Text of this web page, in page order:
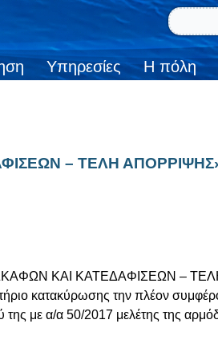
Υπηρεσίες Η πόλη
– ΤΕΛΗ
ΚΑΙ ΚΑΤΕΔΑΦΙΣΕΩΝ –
κατακύρωσης την πλέον
της με α/α 50/2017 μελέτης της